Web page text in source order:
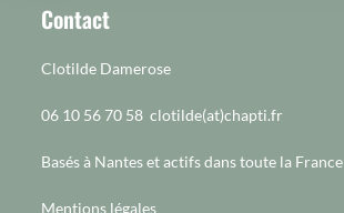
Contact
Clotilde Damerose
06 10 56 70 58 clotilde(at)chapti.fr
Basés à Nantes et actifs dans toute la France
Mentions légales